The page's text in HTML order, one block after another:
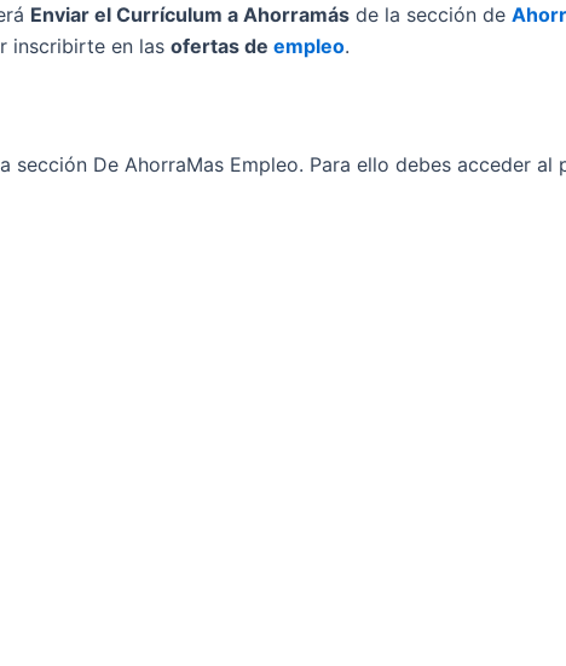
Enviar el Currículum a Ahorramás de la sección de
inscribirte en las ofertas de empleo.
sección De AhorraMas Empleo. Para ello debes acceder